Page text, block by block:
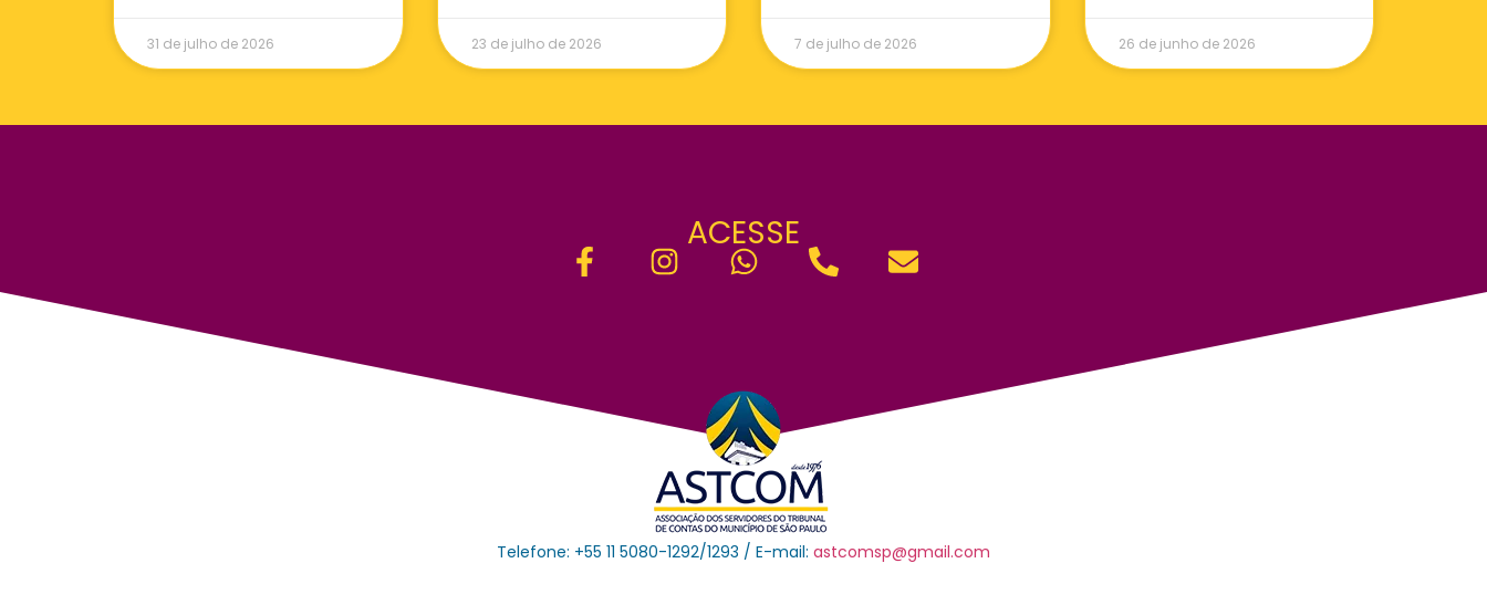
31 de julho de 2026 23 de julho de 2026 7 de julho de 2026 26 de junho de 2026
ACESSE
Telefone: +55 11 5080-1292/1293 / E-mail: astcomsp@gmail.com